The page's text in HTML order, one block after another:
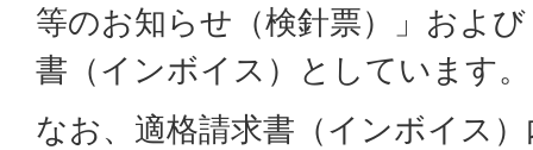
等のお知らせ（検針票）」およ
書（インボイス）としています。
なお、適格請求書（インボイス